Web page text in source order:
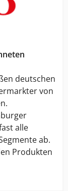
deutschen
von
alle
ab.
Produkten